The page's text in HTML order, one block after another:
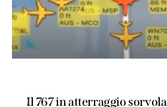
Il 767 in atterraggio